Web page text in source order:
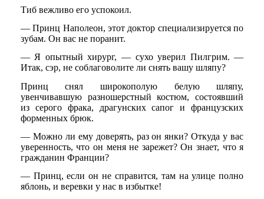
Тиб вежливо его успокоил.
— Принц Наполеон, этот доктор специализируется по
зубам. Он вас не поранит.
— Я опытный хирург, — сухо уверил Пилгрим. —
Итак, сэр, не соблаговолите ли снять вашу шляпу?
Принц снял широкополую белую шляпу,
увенчивавшую разношерстный костюм, состоявший
из серого фрака, драгунских сапог и французских
форменных брюк.
— Можно ли ему доверять, раз он янки? Откуда у вас
уверенность, что он меня не зарежет? Он знает, что я
гражданин Франции?
— Принц, если он не справится, там на улице полно
яблонь, и веревки у нас в избытке!